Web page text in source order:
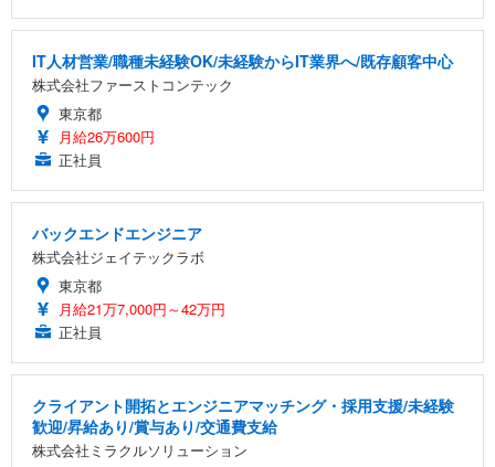
IT人材営業/職種未経験OK/未経験からIT業界へ/既存顧客中心
株式会社ファーストコンテック
東京都
月給26万600円
正社員
バックエンドエンジニア
株式会社ジェイテックラボ
東京都
月給21万7,000円～42万円
正社員
クライアント開拓とエンジニアマッチング・採用支援/未経験
歓迎/昇給あり/賞与あり/交通費支給
株式会社ミラクルソリューション